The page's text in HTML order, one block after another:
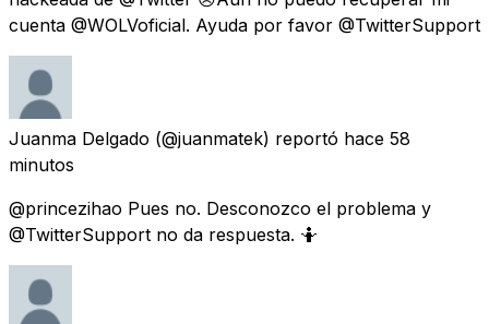
cuenta @WOLVoficial. Ayuda por favor @TwitterSupport
Juanma Delgado (@juanmatek) reportó hace 58
minutos
@princezihao Pues no. Desconozco el problema y
@TwitterSupport no da respuesta. 🤷